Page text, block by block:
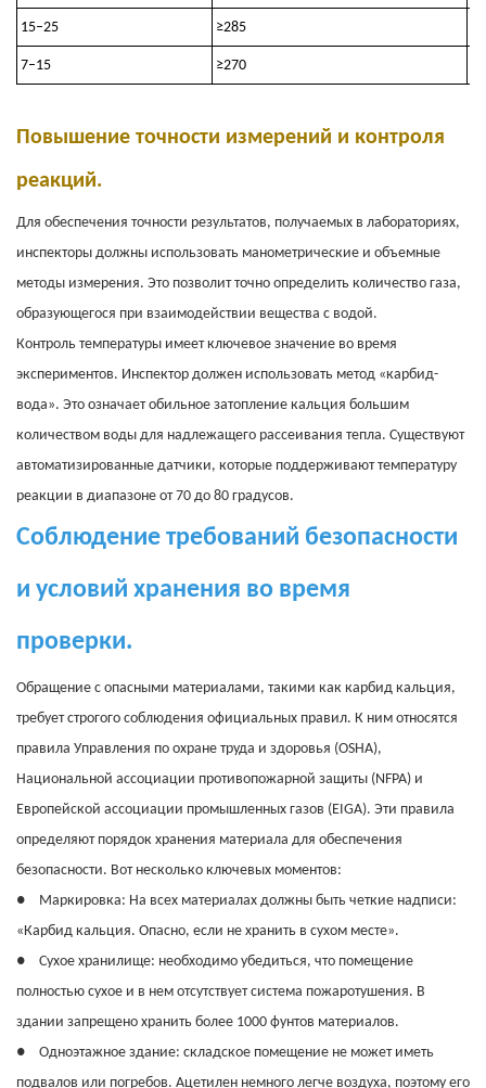
15–25 ≥285
7–15 ≥270
Повышение точности измерений и контроля
реакций.
Для обеспечения точности результатов, получаемых в лабораториях,
инспекторы должны использовать манометрические и объемные
методы измерения. Это позволит точно определить количество газа,
образующегося при взаимодействии вещества с водой.
Контроль температуры имеет ключевое значение во время
экспериментов. Инспектор должен использовать метод «карбид-
вода». Это означает обильное затопление кальция большим
количеством воды для надлежащего рассеивания тепла. Существуют
автоматизированные датчики, которые поддерживают температуру
реакции в диапазоне от 70 до 80 градусов.
Соблюдение требований безопасности
и условий хранения во время
проверки.
Обращение с опасными материалами, такими как карбид кальция,
требует строгого соблюдения официальных правил. К ним относятся
правила Управления по охране труда и здоровья (OSHA),
Национальной ассоциации противопожарной защиты (NFPA) и
Европейской ассоциации промышленных газов (EIGA). Эти правила
определяют порядок хранения материала для обеспечения
безопасности. Вот несколько ключевых моментов:
●
Маркировка: На всех материалах должны быть четкие надписи:
«Карбид кальция. Опасно, если не хранить в сухом месте».
●
Сухое хранилище: необходимо убедиться, что помещение
полностью сухое и в нем отсутствует система пожаротушения. В
здании запрещено хранить более 1000 фунтов материалов.
●
Одноэтажное здание: складское помещение не может иметь
подвалов или погребов. Ацетилен немного легче воздуха, поэтому его